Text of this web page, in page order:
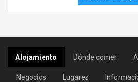
Alojamiento Dónde comer
Negocios Lugares